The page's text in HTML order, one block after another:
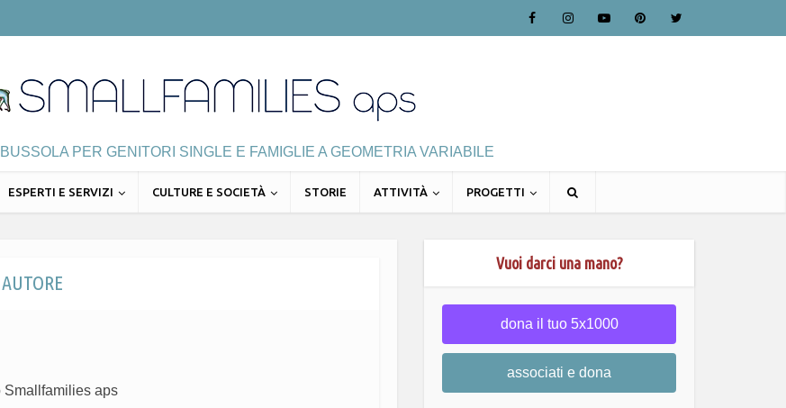
PER GENITORI SINGLE E FAMIGLIE A GEOMETRIA VARIABILE
ESPERTI E SERVIZI CULTURE E SOCIETÀ STORIE ATTIVITÀ PROGETTI
AUTORE
Smallfamilies aps
Vuoi darci una mano?
dona il tuo 5x1000
associati e dona